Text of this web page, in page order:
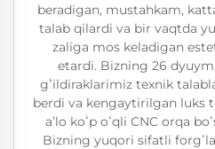
beradigan, mustahkam,
talab qilardi va bir vaqtda
zaliga mos keladigan
etardi. Bizning 26
gʻildiraklarimiz texnik
berdi va kengaytirilgan luks
aʼlo koʻp oʻqli CNC orqa
Bizning yuqori sifatli